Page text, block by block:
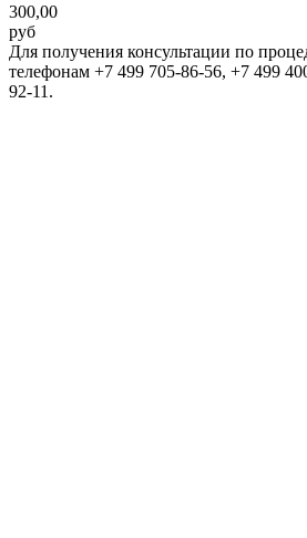
300,00
руб
Для получения консультации по
телефонам +7 499 705-86-56, +7 499
92-11.